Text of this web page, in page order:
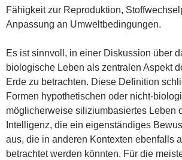
Fähigkeit zur Reproduktion,
Anpassung an Umweltbedingungen.
Es ist sinnvoll, in einer Diskussion über
biologische Leben als zentralen Aspekt
Erde zu betrachten. Diese Definition
Formen hypothetischen oder nicht-
möglicherweise siliziumbasiertes Leben
Intelligenz, die ein eigenständiges
aus, die in anderen Kontexten ebenfalls
betrachtet werden könnten. Für die